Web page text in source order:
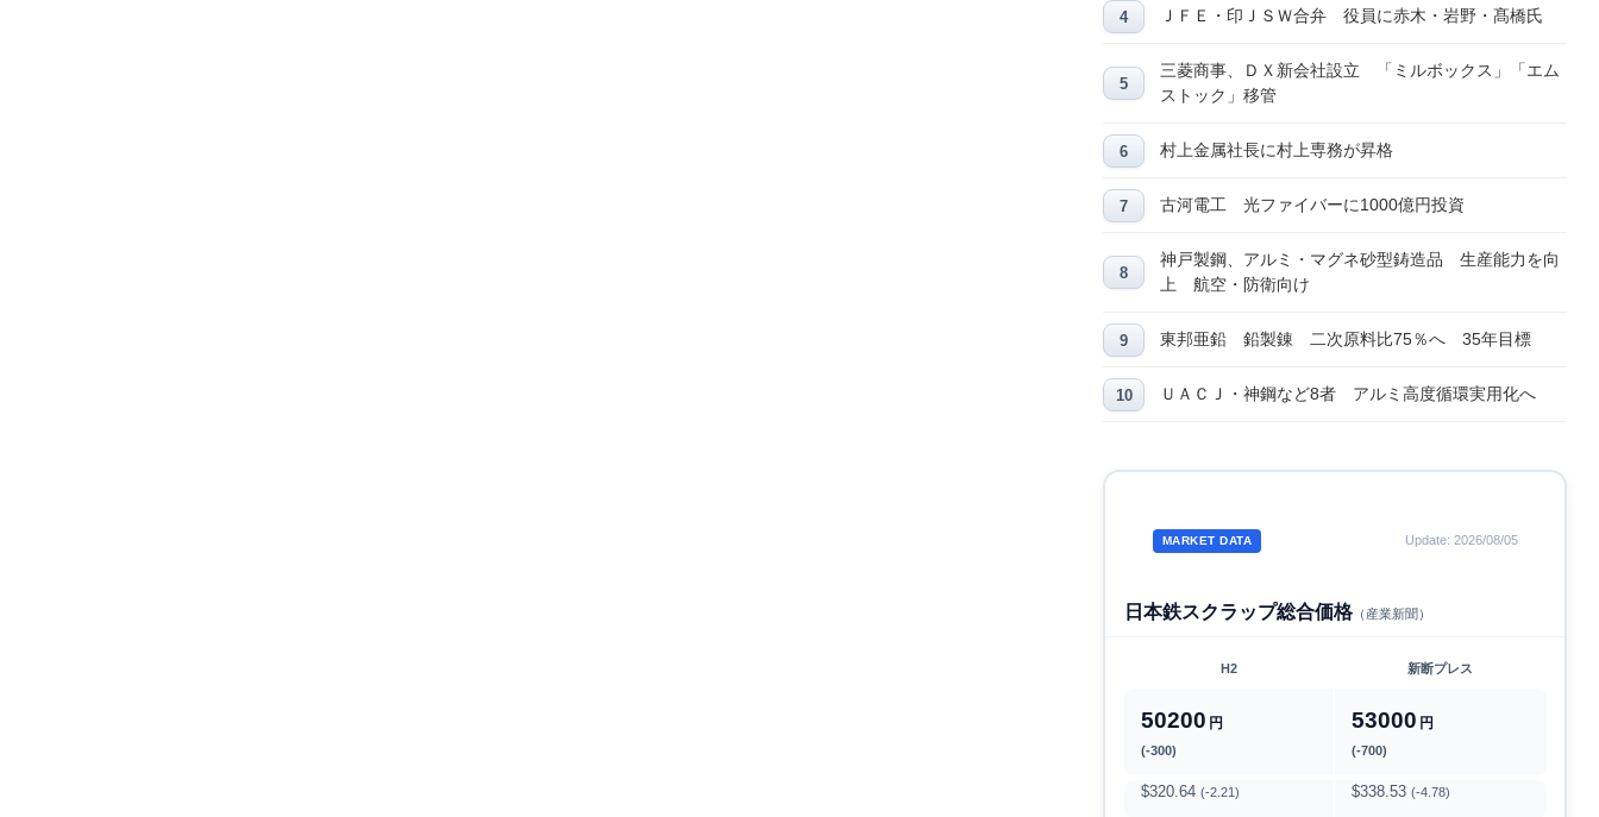
ＪＦＥ・印ＪＳＷ合弁 役員に赤木・岩野・髙橋氏
三菱商事、ＤＸ新会社設立 「ミルボックス」「エム
ストック」移管
村上金属社長に村上専務が昇格
古河電工 光ファイバーに1000億円投資
神戸製鋼、アルミ・マグネ砂型鋳造品 生産能力を向
上 航空・防衛向け
東邦亜鉛 鉛製錬 二次原料比75％へ 35年目標
ＵＡＣＪ・神鋼など8者 アルミ高度循環実用化へ
MARKET DATA Update: 2026/08/05
日本鉄スクラップ総合価格（産業新聞）
H2 新断プレス
50200 円
(-300)
53000 円
(-700)
$320.64 (-2.21) $338.53 (-4.78)